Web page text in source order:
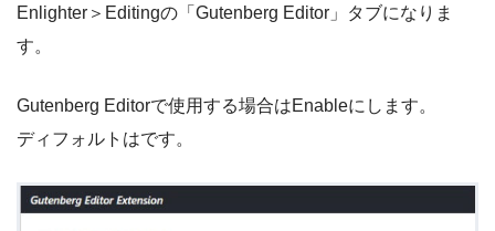
Enlighter＞Editingの「Gutenberg Editor」タブになりま
す。
Gutenberg Editorで使用する場合はEnableにします。
ディフォルトはです。